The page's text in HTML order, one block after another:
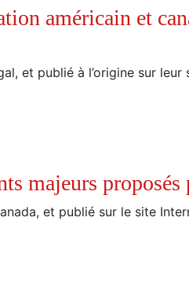
américain et
et publié à l’origine sur leur
majeurs
et publié sur le site